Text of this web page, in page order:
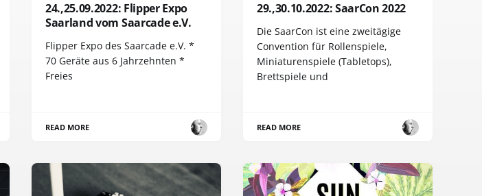
24.,25.09.2022: Flipper Expo
Saarland vom Saarcade e.V.
Flipper Expo des Saarcade e.V. *
70 Geräte aus 6 Jahrzehnten *
Freies
READ MORE
29.,30.10.2022: SaarCon 2022
Die SaarCon ist eine zweitägige
Convention für Rollenspiele,
Miniaturenspiele (Tabletops),
Brettspiele und
READ MORE